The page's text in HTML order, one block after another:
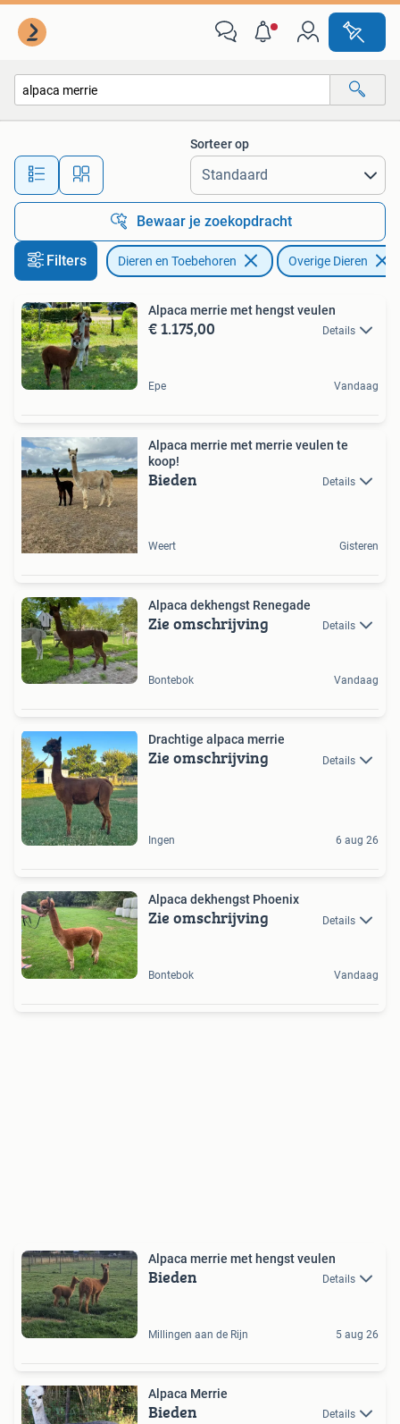
Alle afstanden…
Sorteer op
Bewaar je zoekopdracht
Filters Dieren en Toebehoren Overige Dieren
Alpaca merrie met hengst veulen
€ 1.175,00 Details
Epe Vandaag
Alpaca merrie met merrie veulen te
koop!
Bieden Details
Weert Gisteren
Alpaca dekhengst Renegade
Zie omschrijving Details
Bontebok Vandaag
Drachtige alpaca merrie
Zie omschrijving Details
Ingen 6 aug 26
Alpaca dekhengst Phoenix
Zie omschrijving Details
Bontebok Vandaag
Alpaca merrie met hengst veulen
Bieden Details
Millingen aan de Rijn 5 aug 26
Alpaca Merrie
Bieden Details